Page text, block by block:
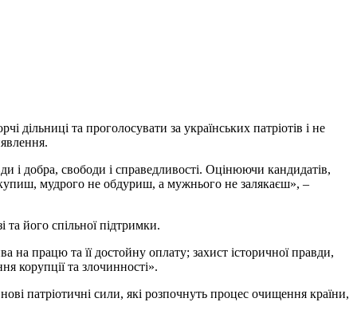
дільниці та проголосувати за українських патріотів і не
і добра, свободи і справедливості. Оцінюючи кандидатів,
мудрого не обдуриш, а мужнього не залякаєш», –
його спільної підтримки.
на працю та її достойну оплату; захист історичної правди,
корупції та злочинності».
патріотичні сили, які розпочнуть процес очищення країни,